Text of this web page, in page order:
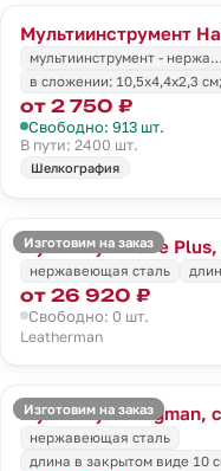
Мультиинструмент
мультиинструмент - нержа…
в сложении: 10,5х4,4х2,3
от 2 750 ₽
Свободно: 913 шт.
В пути: 2400 шт.
Шелкография
Изготовим на заказ
Мультитул Wave
нержавеющая сталь
от 26 920 ₽
Свободно: 0 шт.
Leatherman
Изготовим на заказ
Мультитул Wingman,
нержавеющая сталь
длина в закрытом виде 10